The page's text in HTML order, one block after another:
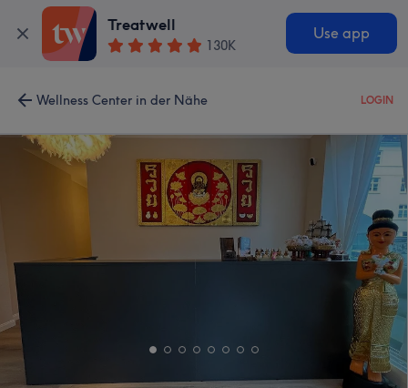
Treatwell
130K
Use app
Wellness Center in der Nähe LOGIN